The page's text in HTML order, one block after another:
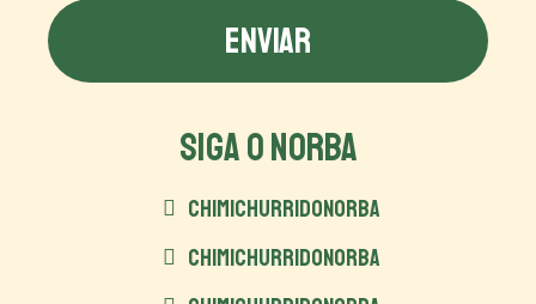
ENVIAR
SIGA O NORBA
CHIMICHURRIDONORBA
CHIMICHURRIDONORBA